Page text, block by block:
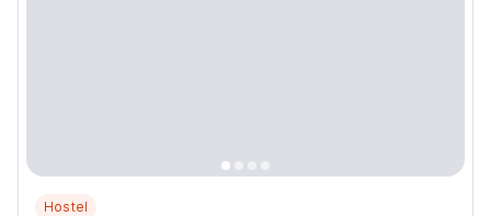
Hostel